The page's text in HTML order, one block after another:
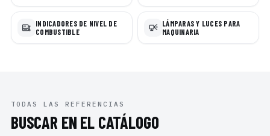
INDICADORES DE NIVEL DE
COMBUSTIBLE
LÁMPARAS Y LUCES PARA
MAQUINARIA
TODAS LAS REFERENCIAS
BUSCAR EN EL CATÁLOGO